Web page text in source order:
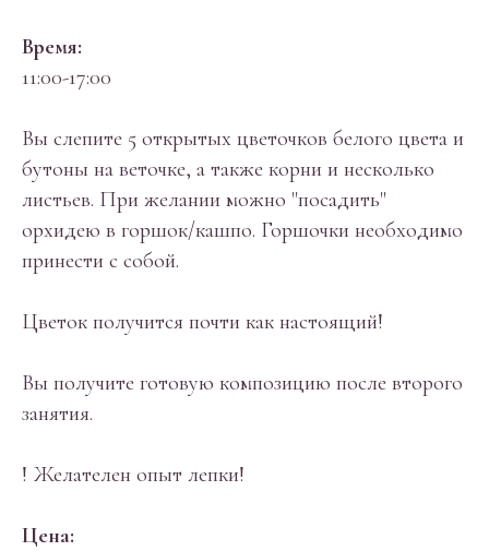
Время:
11:00-17:00
Вы слепите 5 открытых цветочков белого цвета и
бутоны на веточке, а также корни и несколько
листьев. При желании можно "посадить"
орхидею в горшок/кашпо. Горшочки необходимо
принести с собой.
Цветок получится почти как настоящий!
Вы получите готовую композицию после второго
занятия.
! Желателен опыт лепки!
Цена: